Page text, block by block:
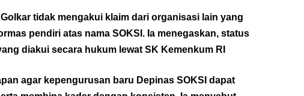
tidak mengakui klaim dari organisasi lain yang
pendiri atas nama SOKSI. Ia menegaskan, status
diakui secara hukum lewat SK Kemenkum RI
agar kepengurusan baru Depinas SOKSI dapat